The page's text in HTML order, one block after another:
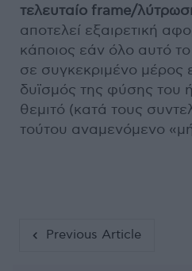
τελευταίο frame/
αποτελεί εξαιρετική
κάποιος εάν όλο αυτό
σε συγκεκριμένο
δυϊσμός της φύσης του
θεμιτό (κατά τους
τούτου αναμενόμενο
Previous Article